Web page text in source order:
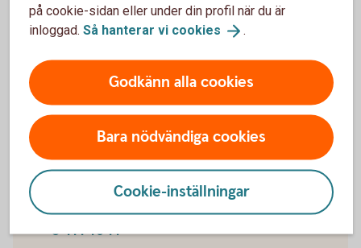
Entercard står för porto då "Svarpost" anges i adressfältet.
Spärra ditt kort
Ring och spärra ditt kort på 08-411 10 11
Spärra ditt kort från utlandet
Ring och spärra ditt kort från utlandet på +46
8-411 10 11
på cookie-sidan eller under din profil när du är
inloggad. Så hanterar vi cookies .
Godkänn alla cookies
Bara nödvändiga cookies
Cookie-inställningar